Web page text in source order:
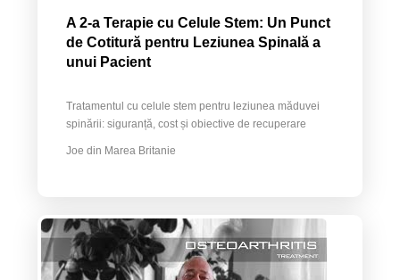
A 2-a Terapie cu Celule Stem: Un Punct
de Cotitură pentru Leziunea Spinală a
unui Pacient
Tratamentul cu celule stem pentru leziunea măduvei
spinării: siguranță, cost și obiective de recuperare
Joe din Marea Britanie